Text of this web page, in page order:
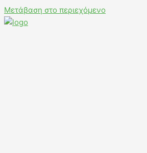
Μετάβαση στο περιεχόμενο